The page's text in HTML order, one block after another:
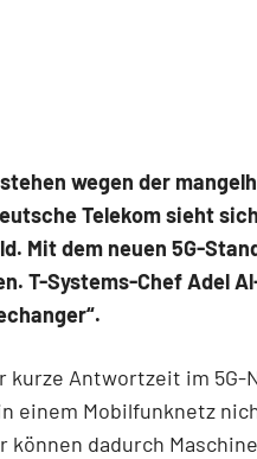
wegen der
Telekom sieht
Mit dem neuen 5G-
T-Systems-Chef Adel
kurze Antwortzeit im 5G-
einem Mobilfunknetz
können dadurch